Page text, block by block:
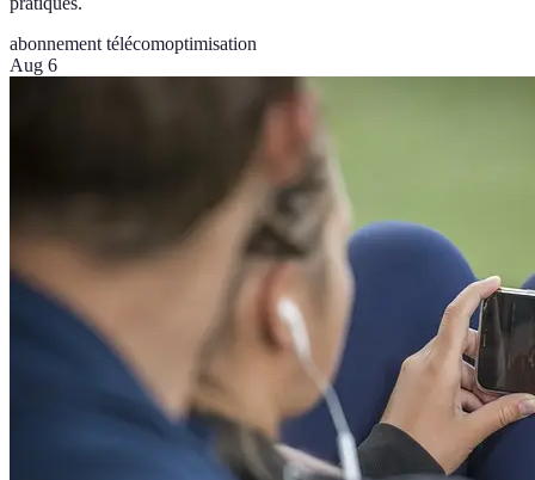
abonnement télécomoptimisation
Aug 6